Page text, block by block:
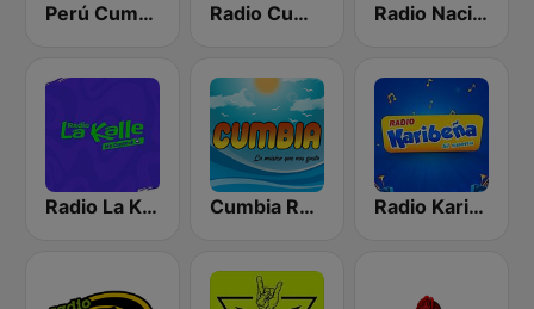
Perú Cumbia Radio Radio Cumbia Mix Radio Nacional
Radio La Kalle Cumbia Radio Radio Karibeña